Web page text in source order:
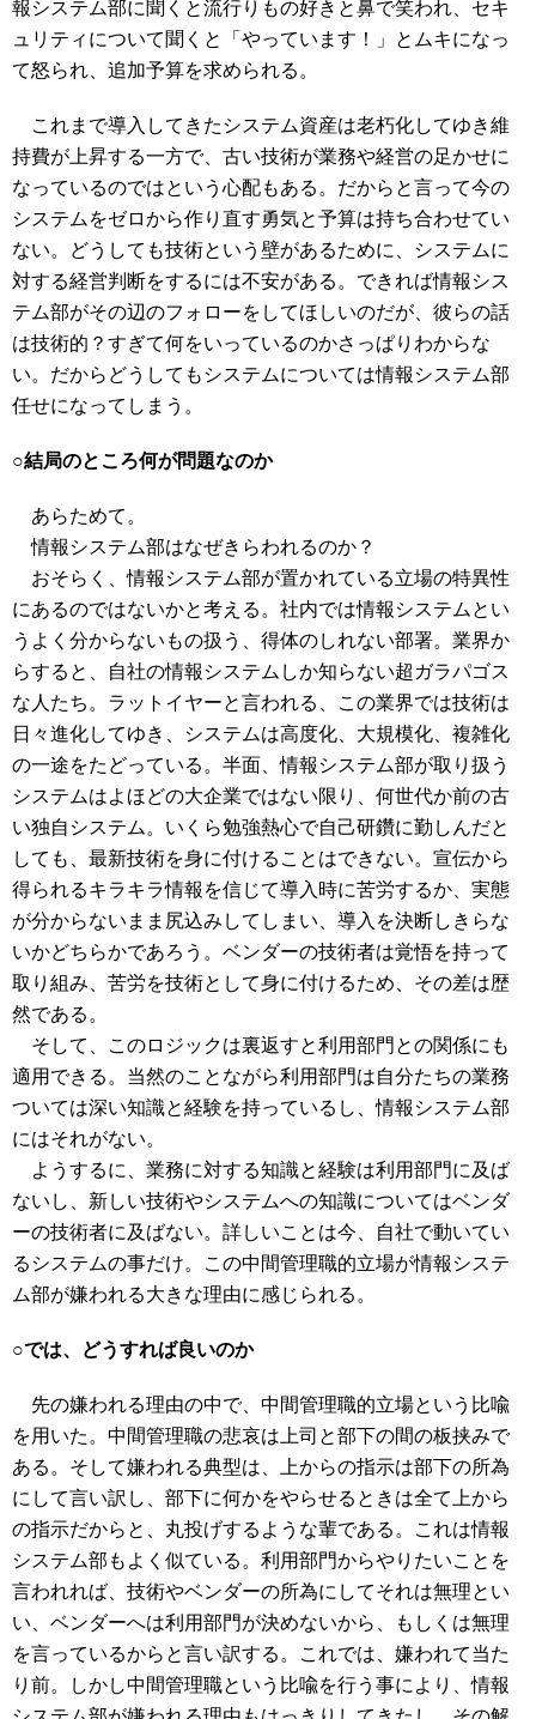
報システム部に聞くと流行りもの好きと鼻で笑われ、セキ
ュリティについて聞くと「やっています！」とムキになっ
て怒られ、追加予算を求められる。
これまで導入してきたシステム資産は老朽化してゆき維
持費が上昇する一方で、古い技術が業務や経営の足かせに
なっているのではという心配もある。だからと言って今の
システムをゼロから作り直す勇気と予算は持ち合わせてい
ない。どうしても技術という壁があるために、システムに
対する経営判断をするには不安がある。できれば情報シス
テム部がその辺のフォローをしてほしいのだが、彼らの話
は技術的？すぎて何をいっているのかさっぱりわからな
い。だからどうしてもシステムについては情報システム部
任せになってしまう。
○結局のところ何が問題なのか
あらためて。
情報システム部はなぜきらわれるのか？
おそらく、情報システム部が置かれている立場の特異性
にあるのではないかと考える。社内では情報システムとい
うよく分からないもの扱う、得体のしれない部署。業界か
らすると、自社の情報システムしか知らない超ガラパゴス
な人たち。ラットイヤーと言われる、この業界では技術は
日々進化してゆき、システムは高度化、大規模化、複雑化
の一途をたどっている。半面、情報システム部が取り扱う
システムはよほどの大企業ではない限り、何世代か前の古
い独自システム。いくら勉強熱心で自己研鑽に勤しんだと
しても、最新技術を身に付けることはできない。宣伝から
得られるキラキラ情報を信じて導入時に苦労するか、実態
が分からないまま尻込みしてしまい、導入を決断しきらな
いかどちらかであろう。ベンダーの技術者は覚悟を持って
取り組み、苦労を技術として身に付けるため、その差は歴
然である。
そして、このロジックは裏返すと利用部門との関係にも
適用できる。当然のことながら利用部門は自分たちの業務
ついては深い知識と経験を持っているし、情報システム部
にはそれがない。
ようするに、業務に対する知識と経験は利用部門に及ば
ないし、新しい技術やシステムへの知識についてはベンダ
ーの技術者に及ばない。詳しいことは今、自社で動いてい
るシステムの事だけ。この中間管理職的立場が情報システ
ム部が嫌われる大きな理由に感じられる。
○では、どうすれば良いのか
先の嫌われる理由の中で、中間管理職的立場という比喩
を用いた。中間管理職の悲哀は上司と部下の間の板挟みで
ある。そして嫌われる典型は、上からの指示は部下の所為
にして言い訳し、部下に何かをやらせるときは全て上から
の指示だからと、丸投げするような輩である。これは情報
システム部もよく似ている。利用部門からやりたいことを
言われれば、技術やベンダーの所為にしてそれは無理とい
い、ベンダーへは利用部門が決めないから、もしくは無理
を言っているからと言い訳する。これでは、嫌われて当た
り前。しかし中間管理職という比喩を行う事により、情報